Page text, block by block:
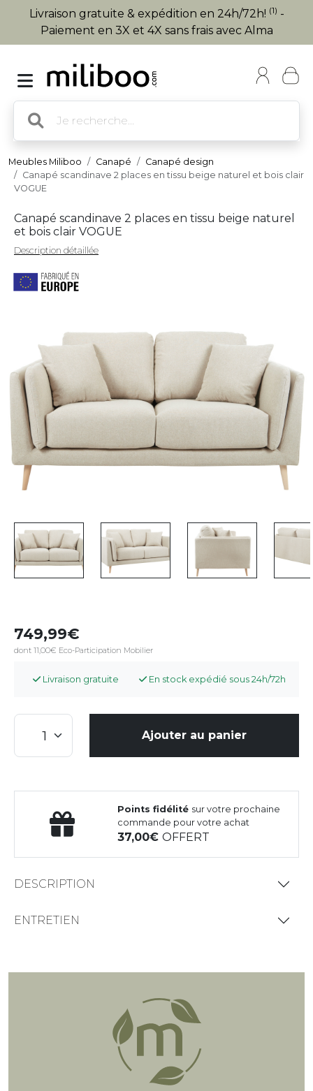
Livraison gratuite & expédition en 24h/72h! (1) -
Paiement en 3X et 4X sans frais avec Alma
Meubles Miliboo Canapé
Canapé design
Canapé scandinave 2 places en tissu beige naturel et bois clair
VOGUE
Canapé scandinave 2 places en tissu beige naturel
et bois clair VOGUE
Description détaillée
749,99
dont 11,00€ Eco-Participation Mobilier
Livraison gratuite En stock expédié sous 24h/72h
Ajouter au panier
Points fidélité sur votre prochaine
commande pour votre achat
37,00OFFERT
DESCRIPTION
ENTRETIEN